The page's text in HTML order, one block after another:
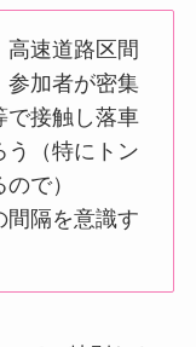
高速道路区間
参加者が密集
で接触し落車
う（特にトン
で）
間隔を意識す